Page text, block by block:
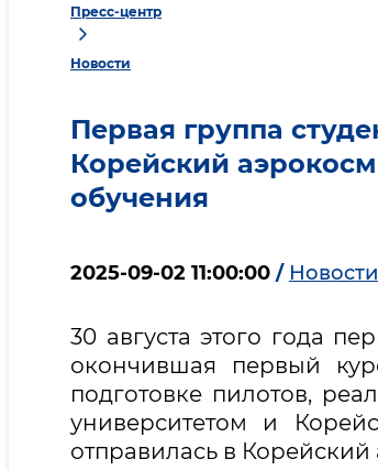
Пресс-центр
Новости
Первая группа
Корейский
обучения
2025-09-02 11:00:00 / Новости
30 августа этого года
окончившая первый
подготовке пилотов,
университетом и
отправилась в